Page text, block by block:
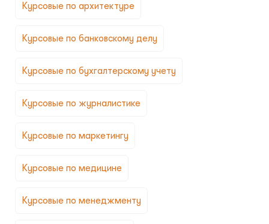
Курсовые по архитектуре
Курсовые по банковскому делу
Курсовые по бухгалтерскому учету
Курсовые по журналистике
Курсовые по маркетингу
Курсовые по медицине
Курсовые по менеджменту